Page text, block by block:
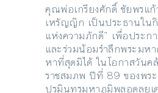
คุณพ่อเกรียงศักดิ์ ชัยพรแก้
เหรัญญิก เป็นประธานใน
แห่งความภักดี” เพื่อประก
และร่วมน้อมรำลึกพระม
หาที่สุดมิได้ ในโอกาสวันค
ราชสมภพ ปีที่ 89 ของพร
ปรมินทรมหาภูมิพลอดุลยเ